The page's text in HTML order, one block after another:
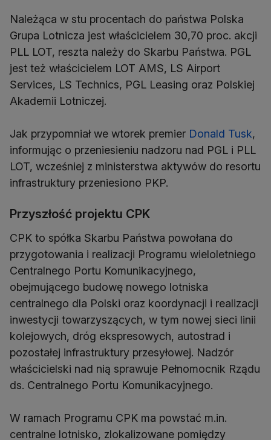
Należąca w stu procentach do państwa Polska
Grupa Lotnicza jest właścicielem 30,70 proc. akcji
PLL LOT, reszta należy do Skarbu Państwa. PGL
jest też właścicielem LOT AMS, LS Airport
Services, LS Technics, PGL Leasing oraz Polskiej
Akademii Lotniczej.
Jak przypomniał we wtorek premier Donald Tusk,
informując o przeniesieniu nadzoru nad PGL i PLL
LOT, wcześniej z ministerstwa aktywów do resortu
infrastruktury przeniesiono PKP.
Przyszłość projektu CPK
CPK to spółka Skarbu Państwa powołana do
przygotowania i realizacji Programu wieloletniego
Centralnego Portu Komunikacyjnego,
obejmującego budowę nowego lotniska
centralnego dla Polski oraz koordynacji i realizacji
inwestycji towarzyszących, w tym nowej sieci linii
kolejowych, dróg ekspresowych, autostrad i
pozostałej infrastruktury przesyłowej. Nadzór
właścicielski nad nią sprawuje Pełnomocnik Rządu
ds. Centralnego Portu Komunikacyjnego.
W ramach Programu CPK ma powstać m.in.
centralne lotnisko, zlokalizowane pomiędzy